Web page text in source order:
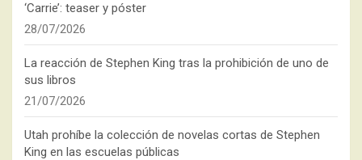
‘Carrie’: teaser y póster
28/07/2026
La reacción de Stephen King tras la prohibición de uno de
sus libros
21/07/2026
Utah prohíbe la colección de novelas cortas de Stephen
King en las escuelas públicas